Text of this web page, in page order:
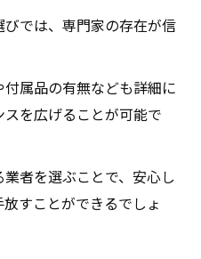
では、専門家の存在が信
属品の有無なども詳細に
を広げることが可能で
者を選ぶことで、安心し
すことができるでしょ